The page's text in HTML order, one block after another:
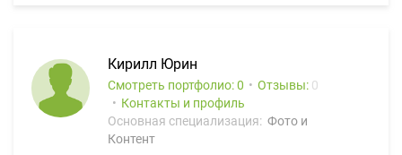
Кирилл Юрин
Смотреть портфолио: 0 Отзывы: 0
Контакты и профиль
Основная специализация: Фото и
Контент